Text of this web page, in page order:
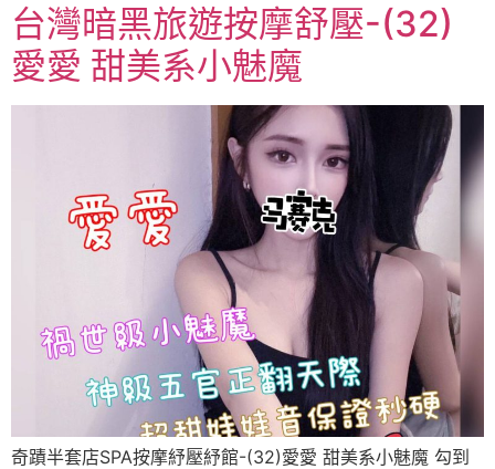
台灣暗黑旅遊按摩舒壓-(32)
愛愛 甜美系小魅魔
奇蹟半套店SPA按摩紓壓紓館-(32)愛愛 甜美系小魅魔 勾到